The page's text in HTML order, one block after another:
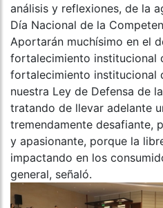
análisis y reflexiones, de la
Día Nacional de la
Aportarán muchísimo en el
fortalecimiento institucional
fortalecimiento institucional
nuestra Ley de Defensa de
tratando de llevar adelante
tremendamente desafiante,
y apasionante, porque la
impactando en los
general, señaló.